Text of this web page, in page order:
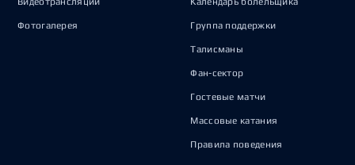
Фотогалерея Группа поддержки
Талисманы
Фан-сектор
Гостевые матчи
Массовые катания
Правила поведения